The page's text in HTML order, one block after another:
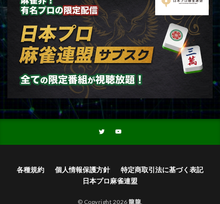
各種規約 個人情報保護方針
特定商取引法に基づく表記
日本プロ麻雀連盟
© Copyright 2026 龍龍.